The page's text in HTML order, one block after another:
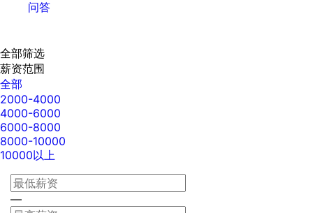
问答
全部筛选
薪资范围
全部
2000-4000
4000-6000
6000-8000
8000-10000
10000以上
—